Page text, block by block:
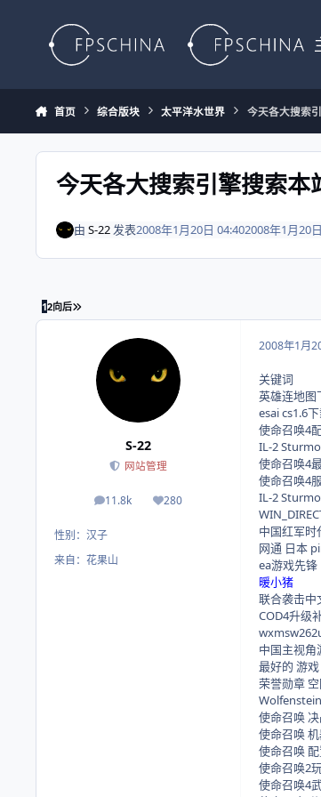
首页 综合版块 太平洋水世界 今天各大搜索
今天各大搜索引擎搜索本
由 S-22发表2008年1月20日 04:402008年1月20日
12向后 最末页
S-22
网站管理
11.8k
帖子 280
荣誉积分
性别： 汉子
来自： 花果山
2008年1月
关键词
英雄连地图
esai cs1.6
使命召唤4
IL-2
使命召唤4
使命召唤4
IL-2
中国红军时
网通 日本
ea游戏先锋
暖小猪
联合袭击中
COD4升级
中国主视角
最好的 游
荣誉勋章
使命召唤
使命召唤
使命召唤
使命召唤2
使命召唤4